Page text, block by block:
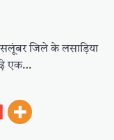
जिले के लसाड़िया
एक…